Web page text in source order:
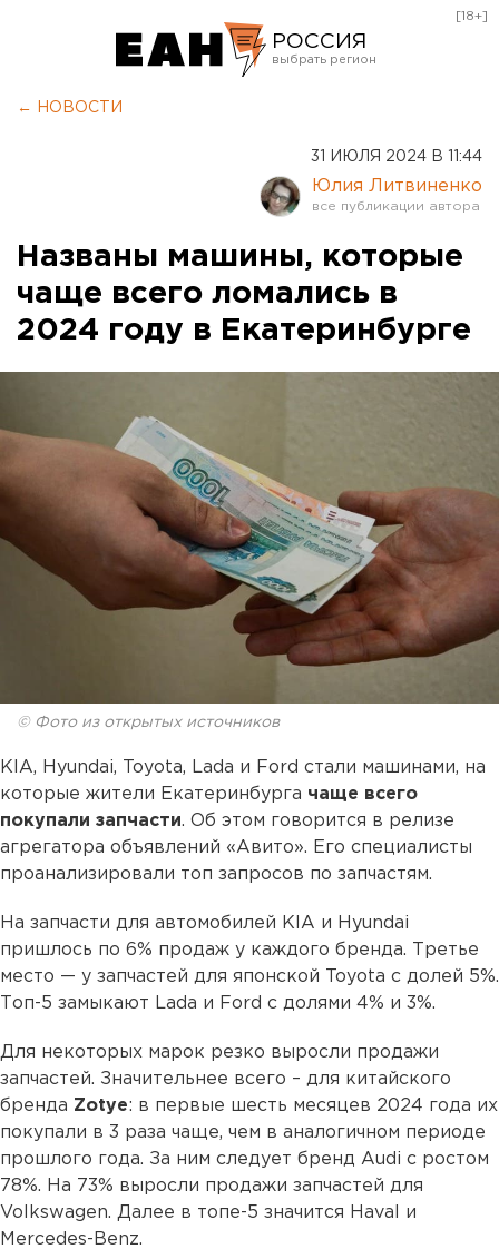
РОССИЯ
Курган
Оренбург
[18+]
← НОВОСТИ
31 ИЮЛЯ 2024 В 11:44
Юлия Литвиненко
Названы машины, которые
чаще всего ломались в
2024 году в Екатеринбурге
© Фото из открытых источников
KIA, Hyundai, Toyota, Lada и Ford стали машинами, на
которые жители Екатеринбурга чаще всего
покупали запчасти. Об этом говорится в релизе
агрегатора объявлений «Авито». Его специалисты
проанализировали топ запросов по запчастям.
На запчасти для автомобилей KIA и Hyundai
пришлось по 6% продаж у каждого бренда. Третье
место — у запчастей для японской Toyota с долей 5%.
Топ-5 замыкают Lada и Ford с долями 4% и 3%.
Для некоторых марок резко выросли продажи
запчастей. Значительнее всего – для китайского
бренда Zotye: в первые шесть месяцев 2024 года их
покупали в 3 раза чаще, чем в аналогичном периоде
прошлого года. За ним следует бренд Audi с ростом
78%. На 73% выросли продажи запчастей для
Volkswagen. Далее в топе-5 значится Haval и
Mercedes-Benz.